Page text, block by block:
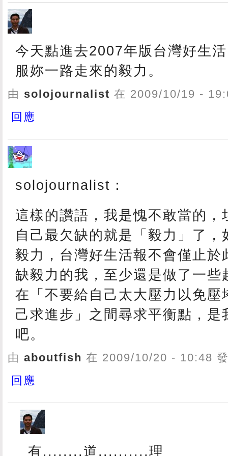
今天點進去2007年版台灣好生
服妳一路走來的毅力。
由 solojournalist 在 2009/10/19 -
回應
solojournalist：
這樣的讚語，我是愧不敢當的，
自己最欠缺的就是「毅力」了，
毅力，台灣好生活報不會僅止於
缺毅力的我，至少還是做了一些
在「不要給自己太大壓力以免壓
己求進步」之間尋求平衡點，是
吧。
由 aboutfish 在 2009/10/20 - 10:48
回應
有........道..........理